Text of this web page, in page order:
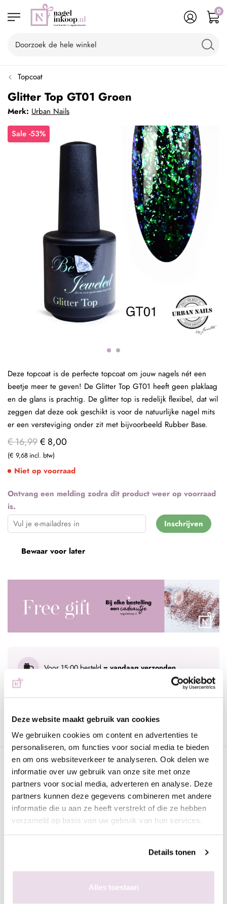
Deze website maakt gebruik van cookies
We gebruiken cookies om content en advertenties te
personaliseren, om functies voor social media te bieden
en om ons websiteverkeer te analyseren. Ook delen we
informatie over uw gebruik van onze site met onze
partners voor social media, adverteren en analyse. Deze
partners kunnen deze gegevens combineren met andere
informatie die u aan ze heeft verstrekt of die ze hebben
verzameld op basis van uw gebruik van hun services.
Details tonen
Alles toestaan
0
Topcoat
Glitter Top GT01 Groen
Merk: Urban Nails
Sale -53%
Ontvang een melding zodra dit product weer op voorraad
is.
Inschrijven
€ 16,99€ 8,00
€ 9,68
Bewaar voor later
Voor 15:00 besteld = vandaag verzonden
Advies nodig? WhatsApp met onze specialisten
Niet op voorraad
Deze topcoat is de perfecte topcoat om jouw nagels nét een
beetje meer te geven! De Glitter Top GT01 heeft geen plaklaag
en de glans is prachtig. De glitter top is redelijk flexibel, dat wil
zeggen dat deze ook geschikt is voor de natuurlijke nagel mits
er een versteviging onder zit met bijvoorbeeld Rubber Base.
Omschrijving
Glitter Top GT01 Groen
Deze topcoat is de perfecte topcoat om jouw nagels nét een
beetje meer te geven! De Glitter Top GT01 heeft geen plaklaag
en de glans is prachtig. De glitter top is redelijk flexibel, dat wil
er een versteviging onder zit met bijvoorbeeld Rubber Base.
De topcoat is chameleon, dat wil zeggen dat deze op iedere
ondergrond weer anders opkleurt.